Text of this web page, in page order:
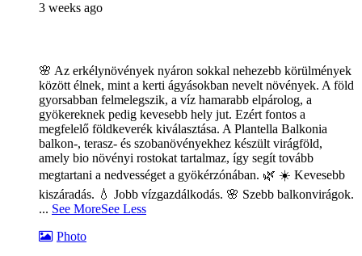
3 weeks ago
🌸 Az erkélynövények nyáron sokkal nehezebb körülmények
között élnek, mint a kerti ágyásokban nevelt növények. A föld
gyorsabban felmelegszik, a víz hamarabb elpárolog, a
gyökereknek pedig kevesebb hely jut. Ezért fontos a
megfelelő földkeverék kiválasztása. A Plantella Balkonia
balkon-, terasz- és szobanövényekhez készült virágföld,
amely bio növényi rostokat tartalmaz, így segít tovább
megtartani a nedvességet a gyökérzónában. 🌿 ☀️ Kevesebb
kiszáradás. 💧 Jobb vízgazdálkodás. 🌸 Szebb balkonvirágok.
... See MoreSee Less
Photo